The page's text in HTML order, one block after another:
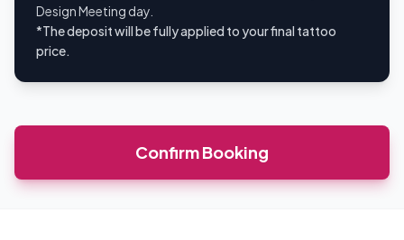
Design Meeting day.
*The deposit will be fully applied to your final tattoo
price.
Confirm Booking